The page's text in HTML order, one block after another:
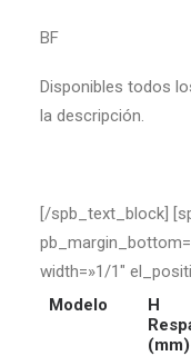
BF
Disponibles todos
la descripción.
[/spb_text_block]
width=»1/1″
Modelo
H
(mm)